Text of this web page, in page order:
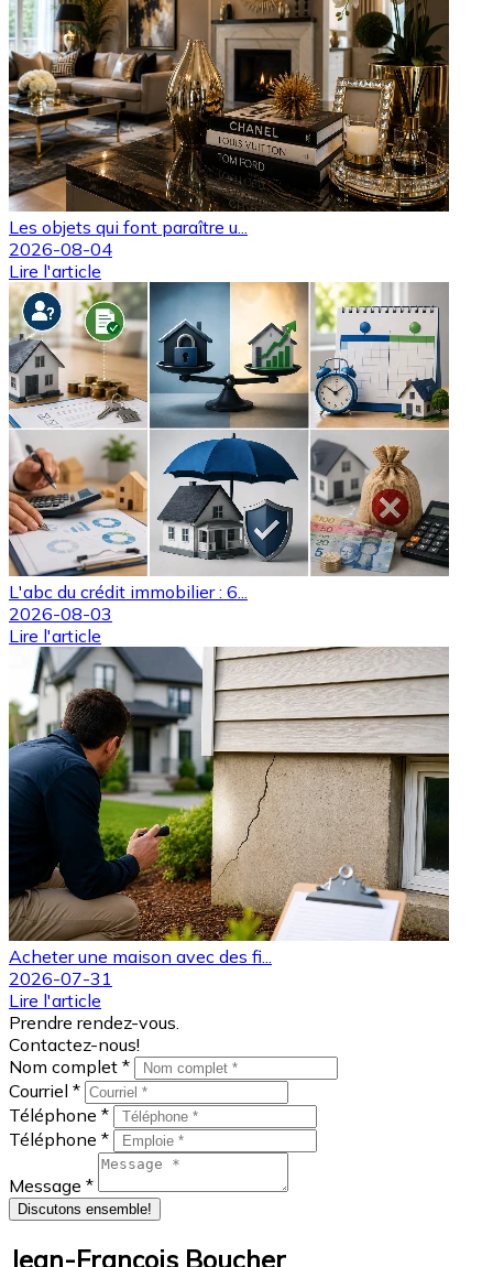
Les objets qui font paraître u...
2026-08-04
Lire l'article
L'abc du crédit immobilier : 6...
2026-08-03
Lire l'article
Acheter une maison avec des fi...
2026-07-31
Lire l'article
Prendre rendez-vous.
Contactez-nous!
Nom complet *
Courriel *
Téléphone *
Téléphone *
Message *
Discutons ensemble!
Jean-François Boucher